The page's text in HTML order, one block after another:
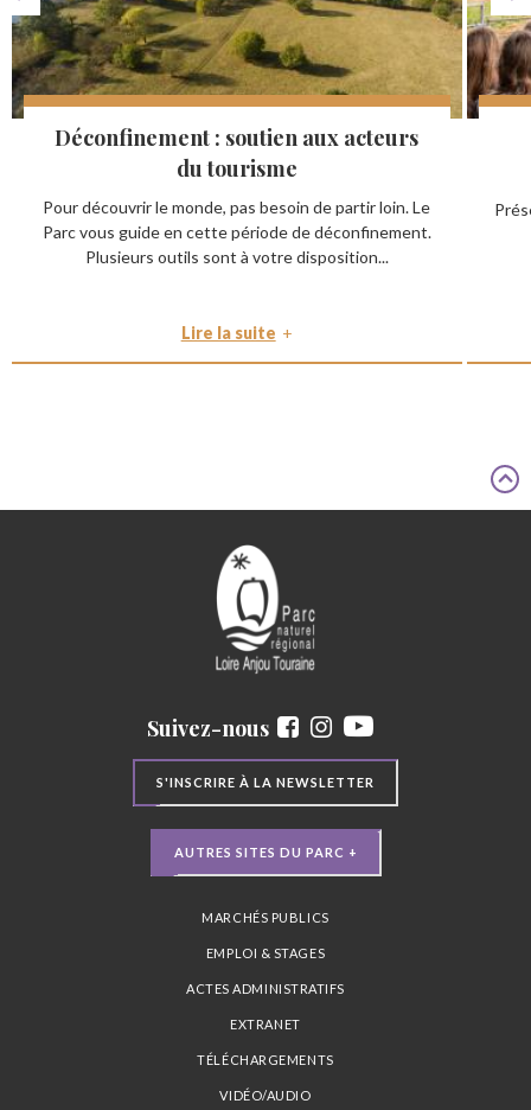
Déconfinement : soutien aux acteurs
du tourisme
Pour découvrir le monde, pas besoin de partir loin. Le
Parc vous guide en cette période de déconfinement.
Plusieurs outils sont à votre disposition...
Lire la suite
MARCHÉS PUBLICS
EMPLOI & STAGES
ACTES ADMINISTRATIFS
EXTRANET
TÉLÉCHARGEMENTS
VIDÉO/AUDIO
Suivez-nous
S'INSCRIRE À LA NEWSLETTER
AUTRES SITES DU PARC +